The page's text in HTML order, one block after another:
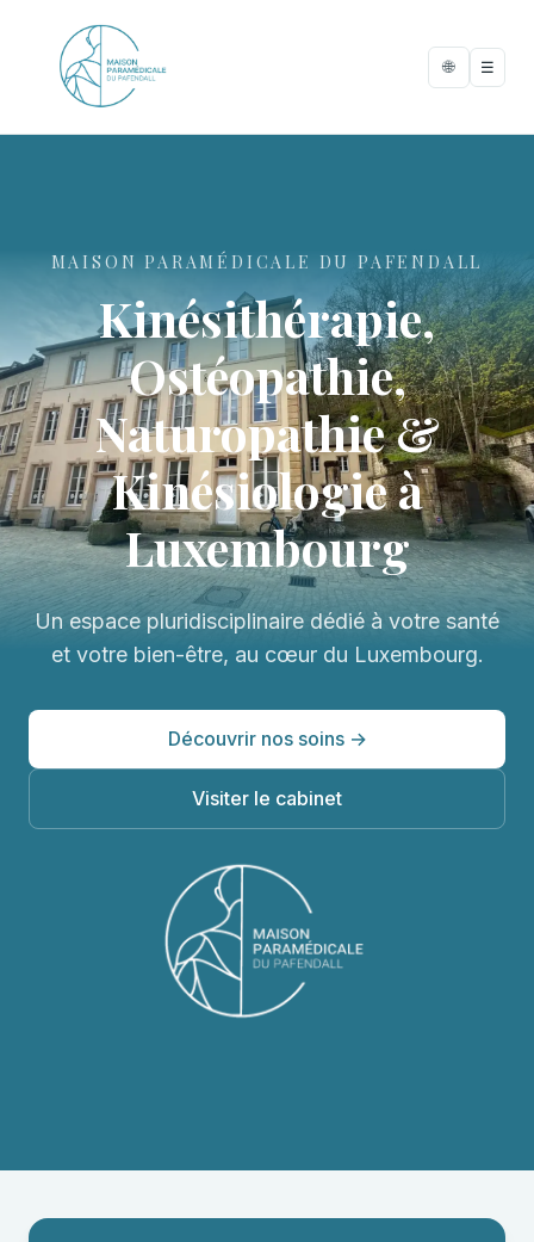
🌐 ☰
MAISON PARAMÉDICALE DU PAFENDALL
Kinésithérapie,
Ostéopathie,
Naturopathie &
Kinésiologie à
Luxembourg
Un espace pluridisciplinaire dédié à votre santé
et votre bien-être, au cœur du Luxembourg.
Découvrir nos soins →
Visiter le cabinet